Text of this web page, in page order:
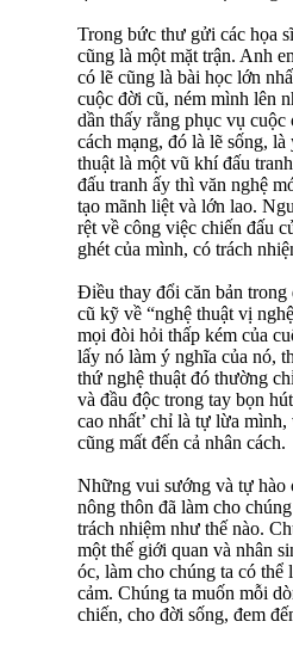
Trong bức thư gửi các họa
cũng là một mặt trận. Anh
có lẽ cũng là bài học lớn
cuộc đời cũ, ném mình lên
dần thấy rằng phục vụ
cách mạng, đó là lẽ sống,
thuật là một vũ khí đấu
đấu tranh ấy thì văn nghệ
tạo mãnh liệt và lớn lao.
rệt về công việc chiến đấu
ghét của mình, có trách
Điều thay đổi căn bản trong
cũ kỹ về “nghệ thuật vị
mọi đòi hỏi thấp kém của
lấy nó làm ý nghĩa của nó,
thứ nghệ thuật đó thường
và đầu độc trong tay bọn
cao nhất’ chỉ là tự lừa
cũng mất đến cả nhân cách.
Những vui sướng và tự hào
nông thôn đã làm cho
trách nhiệm như thế nào.
một thế giới quan và nhân
óc, làm cho chúng ta có
cảm. Chúng ta muốn mỗi
chiến, cho đời sống, đem